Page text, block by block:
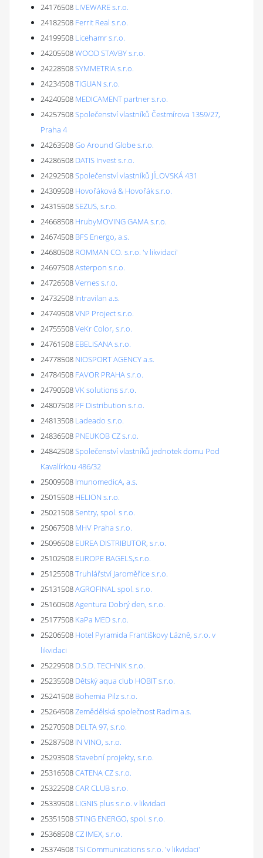
24176508 LIVEWARE s.r.o.
24182508 Ferrit Real s.r.o.
24199508 Licehamr s.r.o.
24205508WOOD STAVBY s.r.o.
24228508SYMMETRIA s.r.o.
24234508TIGUAN s.r.o.
24240508 MEDICAMENT partner s.r.o.
24257508Společenství vlastníků Čestmírova 1359/27,
Praha 4
24263508Go Around Globe s.r.o.
24286508 DATIS Invest s.r.o.
24292508Společenství vlastníků JÍLOVSKÁ 431
24309508 Hovořáková & Hovořák s.r.o.
24315508SEZUS, s.r.o.
24668508 HrubyMOVING GAMA s.r.o.
24674508 BFS Energo, a.s.
24680508 ROMMAN CO. s.r.o. 'v likvidaci'
24697508Asterpon s.r.o.
24726508Vernes s.r.o.
24732508 Intravilan a.s.
24749508VNP Project s.r.o.
24755508VeKr Color, s.r.o.
24761508 EBELISANA s.r.o.
24778508 NIOSPORT AGENCY a.s.
24784508 FAVOR PRAHA s.r.o.
24790508VK solutions s.r.o.
24807508 PF Distribution s.r.o.
24813508 Ladeado s.r.o.
24836508 PNEUKOB CZ s.r.o.
24842508Společenství vlastníků jednotek domu Pod
Kavalírkou 486/32
25009508 ImunomedicA, a.s.
25015508 HELION s.r.o.
25021508Sentry, spol. s r.o.
25067508 MHV Praha s.r.o.
25096508 EUREA DISTRIBUTOR, s.r.o.
25102508 EUROPE BAGELS,s.r.o.
25125508Truhlářství Jaroměřice s.r.o.
25131508AGROFINAL spol. s r.o.
25160508Agentura Dobrý den, s.r.o.
25177508 KaPa MED s.r.o.
25206508 Hotel Pyramida Františkovy Lázně, s.r.o. v
likvidaci
25229508 D.S.D. TECHNIK s.r.o.
25235508 Dětský aqua club HOBIT s.r.o.
25241508 Bohemia Pilz s.r.o.
25264508Zemědělská společnost Radim a.s.
25270508 DELTA 97, s.r.o.
25287508 IN VINO, s.r.o.
25293508Stavební projekty, s.r.o.
25316508CATENA CZ s.r.o.
25322508CAR CLUB s.r.o.
25339508 LIGNIS plus s.r.o. v likvidaci
25351508STING ENERGO, spol. s r.o.
25368508CZ IMEX, s.r.o.
25374508TSI Communications s.r.o. 'v likvidaci'